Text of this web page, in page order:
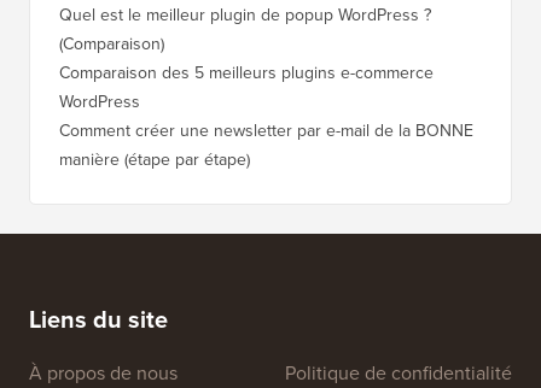
Quel est le meilleur plugin de popup WordPress ?
(Comparaison)
Comparaison des 5 meilleurs plugins e-commerce
WordPress
Comment créer une newsletter par e-mail de la BONNE
manière (étape par étape)
Liens du site
À propos de nous
Politique de confidentialité